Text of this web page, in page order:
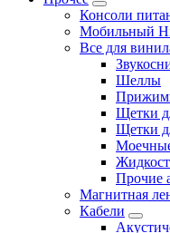
Консоли
Мобильный
Все для
Шеллы
Щетки
Щетки
Прочие
Магнитная
Кабели